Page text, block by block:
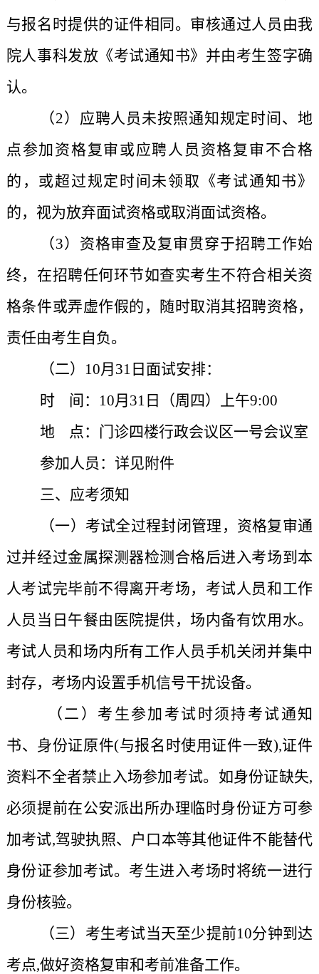
与报名时提供的证件相同。审核通过人员由我
院人事科发放《考试通知书》并由考生签字确
认。
（2） 应聘人员未按照通知规定时间、地
点参加资格复审或应聘人员资格复审不合格
的，或超过规定时间未领取《考试通知书》
的，视为放弃面试资格或取消面试资格。
（3）资格审查及复审贯穿于招聘工作始
终，在招聘任何环节如查实考生不符合相关资
格条件或弄虚作假的，随时取消其招聘资格，
责任由考生自负。
（二）10月31日面试安排：
时
间： 10月31日（周四）
上午9:00
地 点：门诊四楼行政会议区一号会议室
参加人员：详见附件
三、应考须知
（一）考试全过程封闭管理，资格复审通
过并经过金属探测器检测合格后进入考场到本
人考试完毕前不得离开考场，考试人员和工作
人员当日午餐由医院提供，场内备有饮用水。
考试人员和场内所有工作人员手机关闭并集中
封存，考场内设置手机信号干扰设备。
（二）考生参加考试时须持考试通知
书、身份证原件(与报名时使用证件一致),证件
资料不全者禁止入场参加考试。如身份证缺失,
必须提前在公安派出所办理临时身份证方可参
加考试,驾驶执照、户口本等其他证件不能替代
身份证参加考试。考生进入考场时将统一进行
身份核验。
（三）考生考试当天至少提前10分钟到达
考点,做好资格复审和考前准备工作。